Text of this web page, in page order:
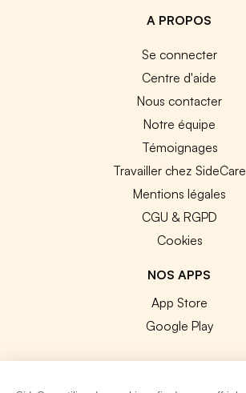
A PROPOS
Se connecter
Centre d'aide
Nous contacter
Notre équipe
Témoignages
Travailler chez SideCare
Mentions légales
CGU & RGPD
Cookies
NOS APPS
App Store
Google Play